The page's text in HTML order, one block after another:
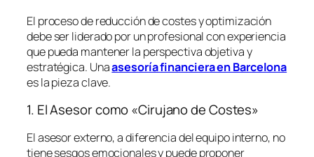
El proceso de reducción de costes y optimización
debe ser liderado por un profesional con experiencia
que pueda mantener la perspectiva objetiva y
estratégica. Unaasesoría financiera en Barcelona
es la pieza clave.
1. El Asesor como «Cirujano de Costes»
El asesor externo, a diferencia del equipo interno, no
tiene sesgos emocionales y puede proponer